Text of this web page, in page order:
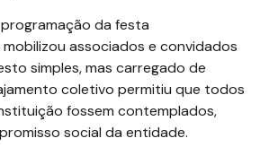
da festa
mobilizou associados e convidados
simples, mas carregado de
coletivo permitiu que todos
fossem contemplados,
social da entidade.